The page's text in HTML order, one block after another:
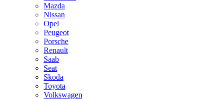
Mazda
Nissan
Opel
Peugeot
Porsche
Renault
Saab
Seat
Skoda
Toyota
Volkswagen